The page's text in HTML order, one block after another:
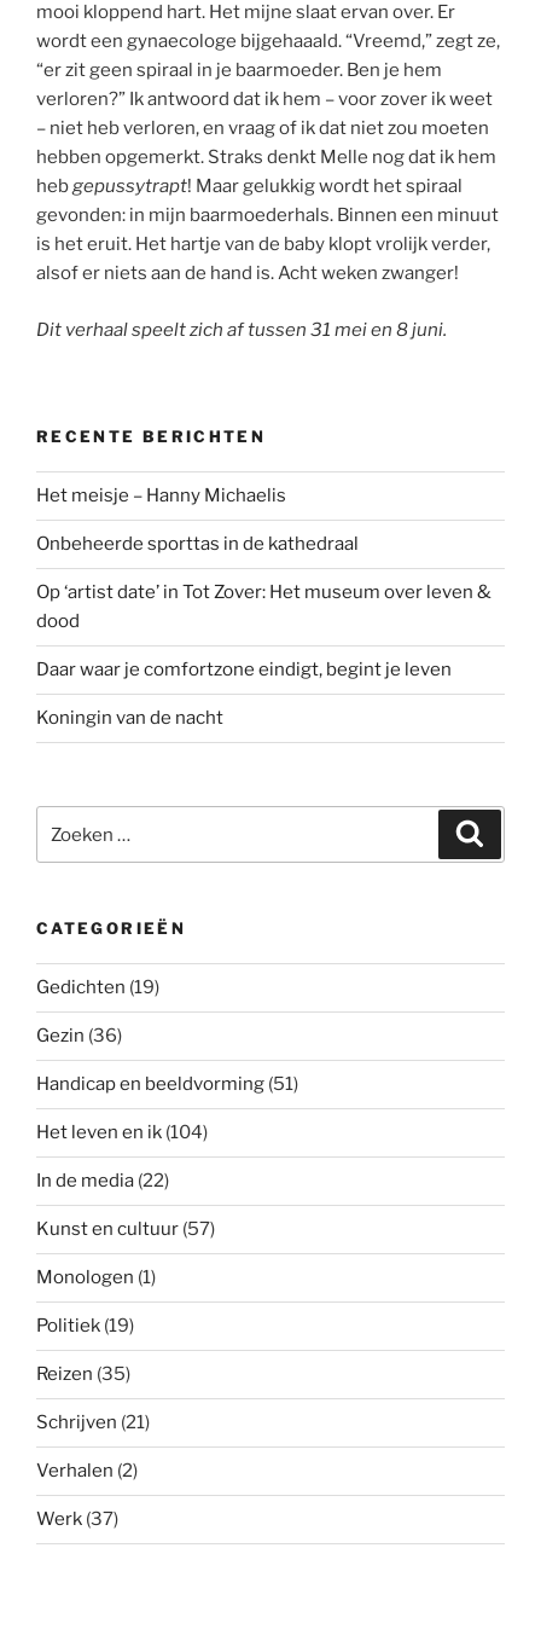
mooi kloppend hart. Het mijne slaat ervan over. Er
wordt een gynaecologe bijgehaaald. “Vreemd,” zegt ze,
“er zit geen spiraal in je baarmoeder. Ben je hem
verloren?” Ik antwoord dat ik hem – voor zover ik weet
– niet heb verloren, en vraag of ik dat niet zou moeten
hebben opgemerkt. Straks denkt Melle nog dat ik hem
hebgepussytrapt! Maar gelukkig wordt het spiraal
gevonden: in mijn baarmoederhals. Binnen een minuut
is het eruit. Het hartje van de baby klopt vrolijk verder,
alsof er niets aan de hand is. Acht weken zwanger!
Dit verhaal speelt zich af tussen 31 mei en 8 juni.
RECENTE BERICHTEN
Het meisje – Hanny Michaelis
Onbeheerde sporttas in de kathedraal
Op ‘artist date’ in Tot Zover: Het museum over leven &
dood
Daar waar je comfortzone eindigt, begint je leven
Koningin van de nacht
naar:
CATEGORIEËN
Gedichten (19)
Gezin (36)
Handicap en beeldvorming (51)
Het leven en ik (104)
In de media (22)
Kunst en cultuur (57)
Monologen (1)
Politiek (19)
Reizen (35)
Schrijven (21)
Verhalen (2)
Werk (37)